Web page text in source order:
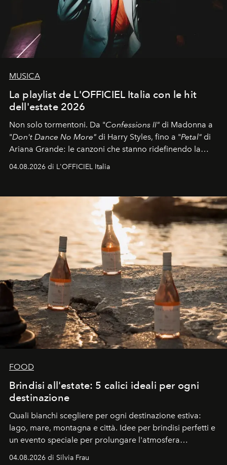
MUSICA
La playlist de L'OFFICIEL Italia con le hit
dell'estate 2026
Non solo tormentoni. Da "Confessions II" di Madonna a
"Don't Dance No More" di Harry Styles, fino a "Petal" di
Ariana Grande: le canzoni che stanno ridefinendo la
04.08.2026 di L'OFFICIEL Italia
FOOD
Brindisi all'estate: 5 calici ideali per ogni
destinazione
Quali bianchi scegliere per ogni destinazione estiva:
lago, mare, montagna e città. Idee per brindisi perfetti e
un evento speciale per prolungare l'atmosfera
04.08.2026 di Silvia Frau